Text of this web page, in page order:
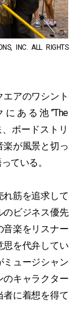
INC. ALL RIGHTS
アのワシント
ある池”The
ボードストリ
楽が風景と切っ
ている。
筋を追求して
のビジネス優先
音楽をリスナー
思を代弁してい
ミュージシャン
のキャラクター
者に着想を得て